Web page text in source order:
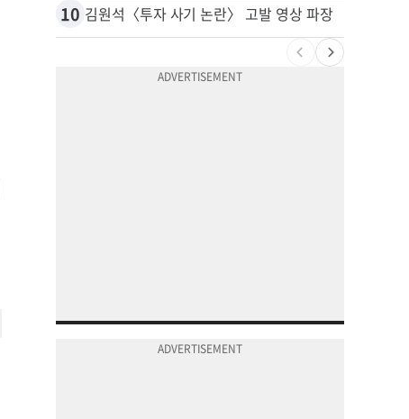
10 김원석〈투자 사기 논란〉 고발 영상 파장